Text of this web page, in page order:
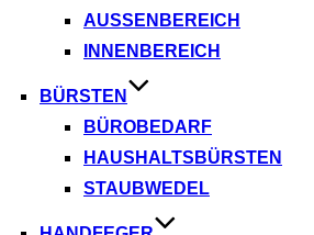
AUSSENBEREICH
INNENBEREICH
BÜRSTEN
BÜROBEDARF
HAUSHALTSBÜRSTEN
STAUBWEDEL